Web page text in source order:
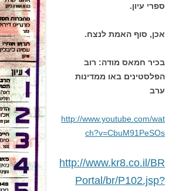
ספרי עיון.
אכן, סוף האמת לנצח.
בכיר חמאס מודה: רוב
הפלסטינים באו ממדינות
ערב
http://www.youtube.com/wat
ch?v=CbuM91PeSOs
http://www.kr8.co.il/BR
Portal/br/P102.jsp?